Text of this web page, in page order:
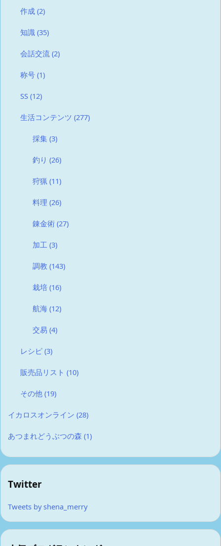
作成 (2)
知識 (35)
会話交流 (2)
称号 (1)
SS (12)
生活コンテンツ (277)
採集 (3)
釣り (26)
狩猟 (11)
料理 (26)
錬金術 (27)
加工 (3)
調教 (143)
栽培 (16)
航海 (12)
交易 (4)
レシピ (3)
販売品リスト (10)
その他 (19)
イカロスオンライン (28)
あつまれどうぶつの森 (1)
Twitter
Tweets by shena_merry